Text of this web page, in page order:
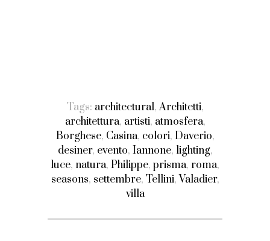
Tags: architectural,Architetti,
architettura, artisti, atmosfera,
Borghese, Casina, colori, Daverio,
desiner, evento, Iannone, lighting,
luce, natura, Philippe, prisma, roma,
seasons, settembre, Tellini, Valadier,
villa